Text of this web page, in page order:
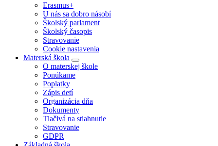
Erasmus+
U nás sa dobro násobí
Školský parlament
Školský časopis
Stravovanie
Cookie nastavenia
Materská škola
O materskej škole
Ponúkame
Poplatky
Zápis detí
Organizácia dňa
Dokumenty
Tlačivá na stiahnutie
Stravovanie
GDPR